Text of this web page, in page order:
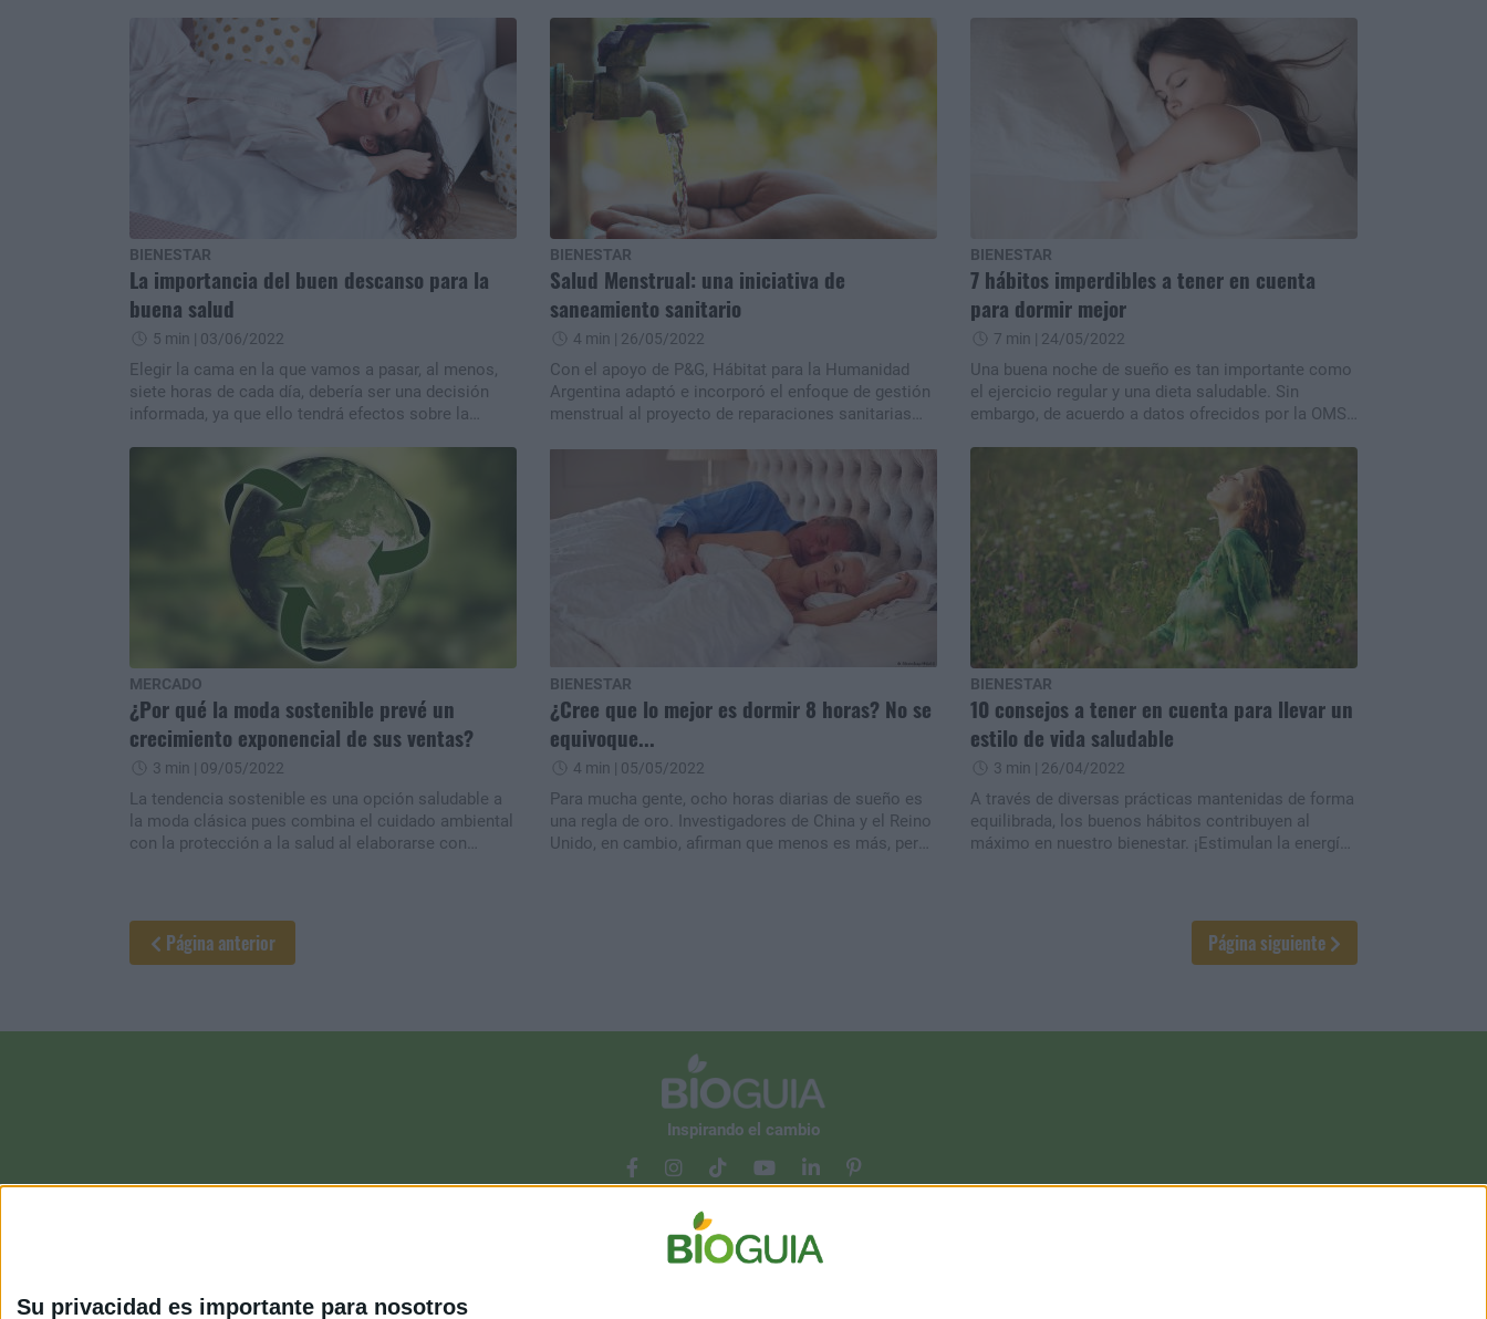
Su privacidad es importante para nosotros
vínculo amoroso entre estados más conectados y
más independientes sin experimentar grandes
cantidades de estrés?
lo que a su vez permita avances en los tratamientos
BIENESTAR
La importancia del buen descanso para la
buena salud
5 min | 03/06/2022
Elegir la cama en la que vamos a pasar, al menos,
siete horas de cada día, debería ser una decisión
informada, ya que ello tendrá efectos sobre la
BIENESTAR
Salud Menstrual: una iniciativa de
saneamiento sanitario
4 min | 26/05/2022
Con el apoyo de P&G, Hábitat para la Humanidad
Argentina adaptó e incorporó el enfoque de gestión
menstrual al proyecto de reparaciones sanitarias
particulares desde una perspectiva de género a las
obras de infraestructura, así como brindar
herramientas y posibilitar el acceso a la
información.
BIENESTAR
7 hábitos imperdibles a tener en cuenta
para dormir mejor
7 min | 24/05/2022
Una buena noche de sueño es tan importante como
el ejercicio regular y una dieta saludable. Sin
embargo, de acuerdo a datos ofrecidos por la OMS
MERCADO
¿Por qué la moda sostenible prevé un
crecimiento exponencial de sus ventas?
3 min | 09/05/2022
La tendencia sostenible es una opción saludable a
la moda clásica pues combina el cuidado ambiental
con la protección a la salud al elaborarse con
BIENESTAR
¿Cree que lo mejor es dormir 8 horas? No se
equivoque...
4 min | 05/05/2022
Para mucha gente, ocho horas diarias de sueño es
una regla de oro. Investigadores de China y el Reino
Unido, en cambio, afirman que menos es más, pero
BIENESTAR
10 consejos a tener en cuenta para llevar un
estilo de vida saludable
3 min | 26/04/2022
A través de diversas prácticas mantenidas de forma
equilibrada, los buenos hábitos contribuyen al
máximo en nuestro bienestar. ¡Estimulan la energía
Página anterior Página siguiente
Inspirando el cambio
Contacto
Acerca de nosotros